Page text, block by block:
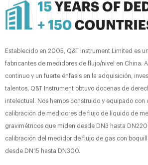
Establecido en 2005, Q&T Instrument Limited es
fabricantes de medidores de flujo/nivel en China.
continuo y un fuerte énfasis en la adquisición,
talentos, Q&T Instrument obtuvo docenas de
intelectual. Nos hemos construido y equipado con
calibración de medidores de flujo de líquido de
gravimétricos que miden desde DN3 hasta
calibración del medidor de flujo de gas con
desde DN15 hasta DN300.